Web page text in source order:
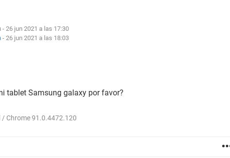
- 26 jun 2021 a las 17:30
- 26 jun 2021 a las 18:03
tablet Samsung galaxy por favor?
/ Chrome 91.0.4472.120